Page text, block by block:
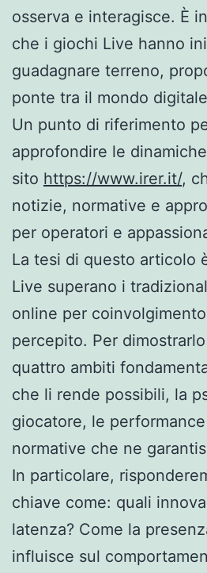
osserva e interagisce. È
che i giochi Live hanno
guadagnare terreno,
ponte tra il mondo
Un punto di riferimento
approfondire le
sito https://www.irer.it/,
notizie, normative e
per operatori e
La tesi di questo articolo
Live superano i
online per
percepito. Per
quattro ambiti
che li rende possibili, la
giocatore, le
normative che ne
In particolare,
chiave come: quali
latenza? Come la
influisce sul